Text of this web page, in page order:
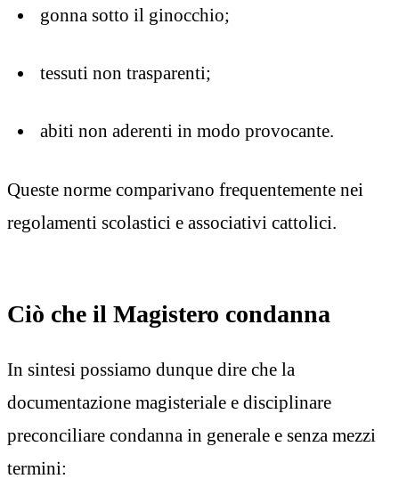
gonna sotto il ginocchio;
tessuti non trasparenti;
abiti non aderenti in modo provocante.
Queste norme comparivano frequentemente nei
regolamenti scolastici e associativi cattolici.
Ciò che il Magistero condanna
In sintesi possiamo dunque dire che la
documentazione magisteriale e disciplinare
preconciliare condanna in generale e senza mezzi
termini: